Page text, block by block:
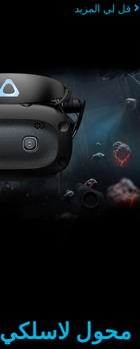
قل لي المزيد
محول لاسلكي